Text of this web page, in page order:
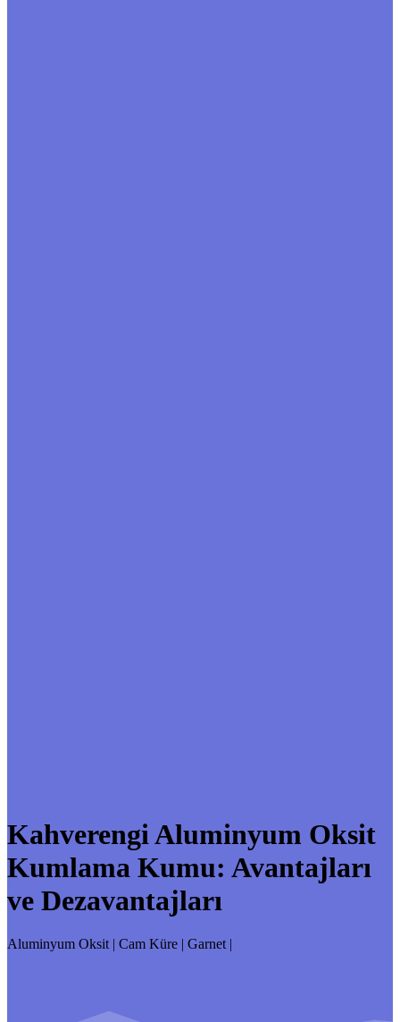
Kahverengi Aluminyum Oksit
Kumlama Kumu: Avantajları
ve Dezavantajları
Aluminyum Oksit | Cam Küre | Garnet |